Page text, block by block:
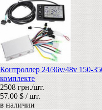
Контроллер 24/36v/48v 150-
комплекте
2508 грн./шт.
57.00 $ / шт.
в наличии